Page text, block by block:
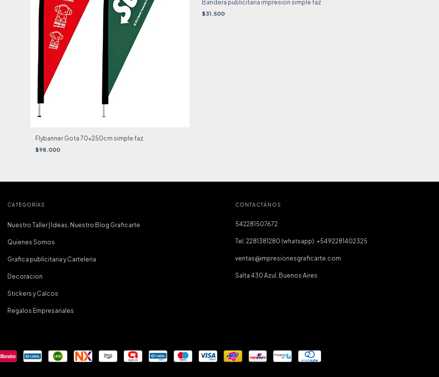
Flybanner Gota 70x250cm simple faz
$98.000
Bandera publicitaria impresion simple faz
$31.500
CATEGORÍAS
Nuestro Taller | Ideas, Nuestro Blog Graficarte
Quienes Somos
Grafica publicitaria y Carteleria
Decoracion
Stickers y Calcos
Regalos Empresariales
CONTACTÁNOS
542281507672
Tel. 2281381280 (whatsapp): +5492281402325
ventas@impresionesgraficarte.com
Salta 430 Azul, Buenos Aires